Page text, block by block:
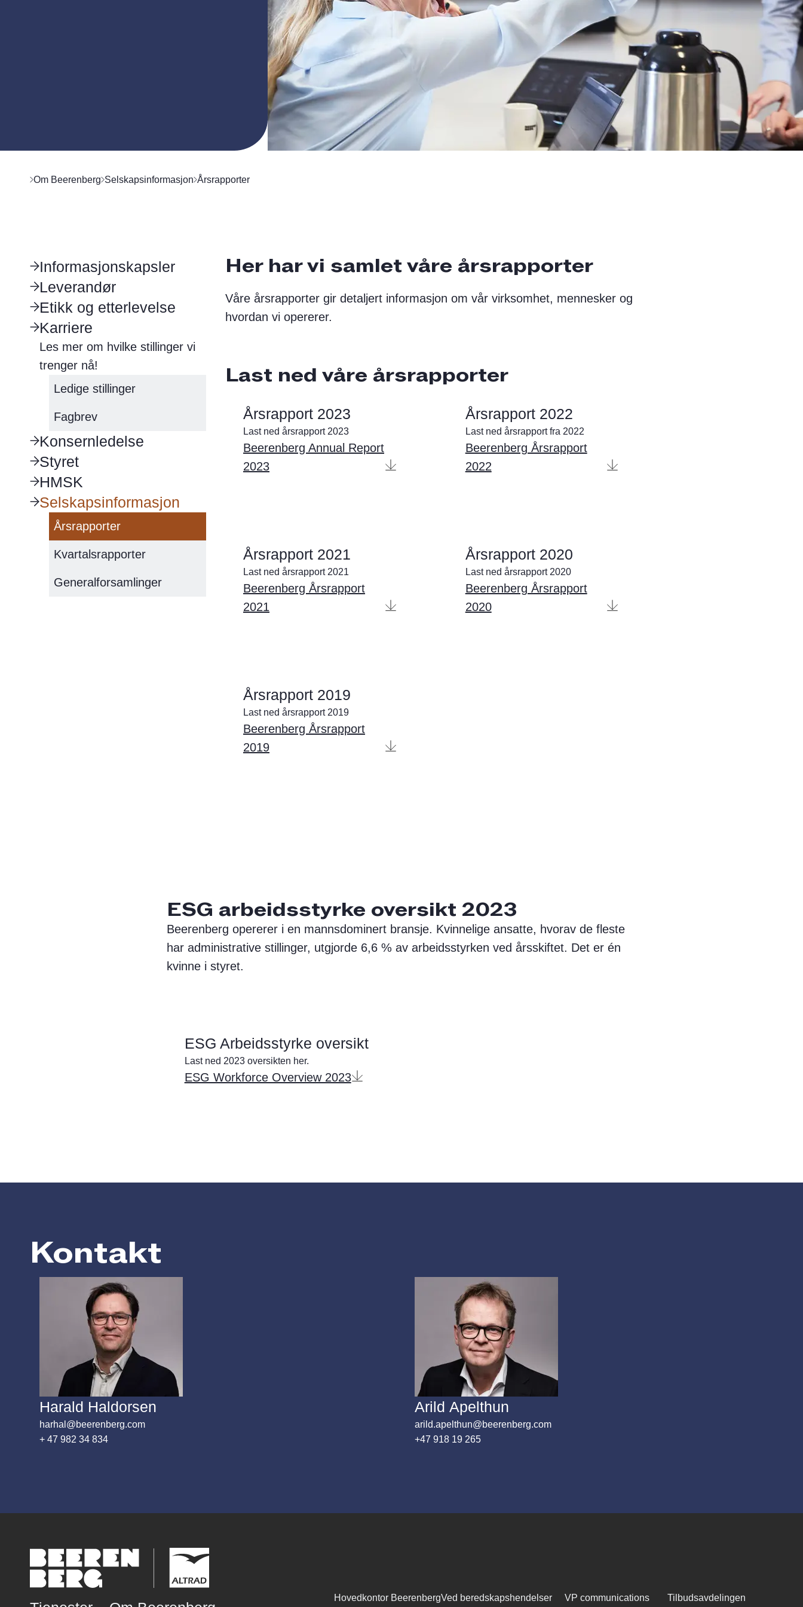
Om Beerenberg Selskapsinformasjon Årsrapporter
Informasjonskapsler
Leverandør
Etikk og etterlevelse
Karriere
Les mer om hvilke stillinger vi
trenger nå!
Ledige stillinger
Fagbrev
Konsernledelse
Styret
HMSK
Selskapsinformasjon
Årsrapporter
Kvartalsrapporter
Generalforsamlinger
Her har vi samlet våre årsrapporter
Våre årsrapporter gir detaljert informasjon om vår virksomhet, mennesker og
hvordan vi opererer.
Last ned våre årsrapporter
Årsrapport 2023
Last ned årsrapport 2023
Beerenberg Annual Report
2023
Årsrapport 2022
Last ned årsrapport fra 2022
Beerenberg Årsrapport
2022
Årsrapport 2021
Last ned årsrapport 2021
Beerenberg Årsrapport
2021
Årsrapport 2020
Last ned årsrapport 2020
Beerenberg Årsrapport
2020
Årsrapport 2019
Last ned årsrapport 2019
Beerenberg Årsrapport
2019
ESG arbeidsstyrke oversikt 2023
Beerenberg opererer i en mannsdominert bransje. Kvinnelige ansatte, hvorav de fleste
har administrative stillinger, utgjorde 6,6 % av arbeidsstyrken ved årsskiftet. Det er én
kvinne i styret.
ESG Arbeidsstyrke oversikt
Last ned 2023 oversikten her.
ESG Workforce Overview 2023
Kontakt
Harald Haldorsen
harhal@beerenberg.com
+ 47 982 34 834
Arild Apelthun
arild.apelthun@beerenberg.com
+47 918 19 265
Hovedkontor BeerenbergVed beredskapshendelser VP communications Tilbudsavdelingen